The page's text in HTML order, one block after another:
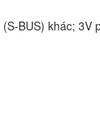
BUS) khác; 3V